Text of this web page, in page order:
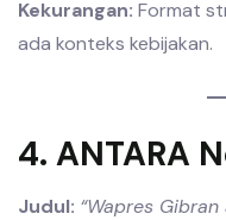
Kekurangan: Format
ada konteks kebijakan.
4. ANTARA
Judul: “Wapres